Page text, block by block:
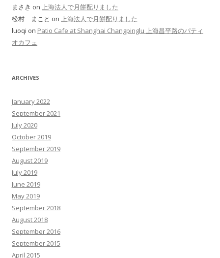
まさき on 上海法人で月餅配りました
松村 まこと on 上海法人で月餅配りました
luoqi on Patio Cafe at Shanghai Changpinglu 上海昌平路のパティ
オカフェ
ARCHIVES
January 2022
September 2021
July 2020
October 2019
September 2019
August 2019
July 2019
June 2019
May 2019
September 2018
August 2018
September 2016
September 2015
April 2015